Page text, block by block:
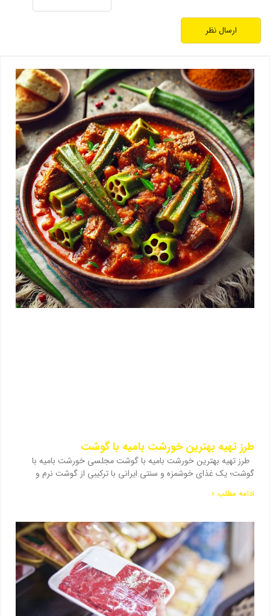
طرز تهیه بهترین خورشت بامیه با گوشت
طرز تهیه بهترین خورشت بامیه با گوشت مجلسی خورشت بامیه با
گوشت؛ یک غذای خوشمزه و سنتی ایرانی با ترکیبی از گوشت نرم و
ادامه مطلب »